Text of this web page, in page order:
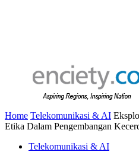
Home Telekomunikasi & AI
Etika Dalam Pengembangan
Telekomunikasi & AI